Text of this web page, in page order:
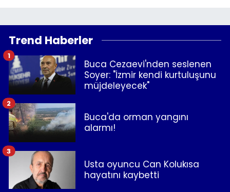
Trend Haberler
Buca Cezaevi'nden seslenen
Soyer: "İzmir kendi kurtuluşunu
müjdeleyecek"
1
Buca'da orman yangını
alarmı!
2
Usta oyuncu Can Kolukısa
hayatını kaybetti
3